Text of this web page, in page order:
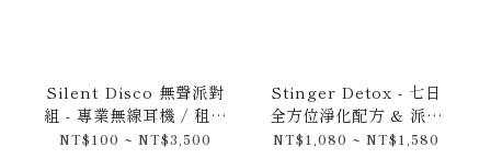
Silent Disco 無聲派對
組 - 專業無線耳機 / 租借
方案 / 發射器 / 充電器
NT$100 ~ NT$3,500
Stinger Detox - 七日
全方位淨化配方 & 派對
後補血沖泡果汁組 7-Day
NT$1,080 ~ NT$1,580